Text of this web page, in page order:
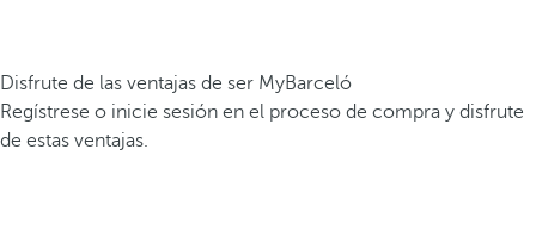
Disfrute de las ventajas de ser MyBarceló
Regístrese o inicie sesión en el proceso de compra y disfrute
de estas ventajas.